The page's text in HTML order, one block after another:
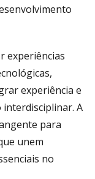
experiências
experiência e
A
para
unem
no